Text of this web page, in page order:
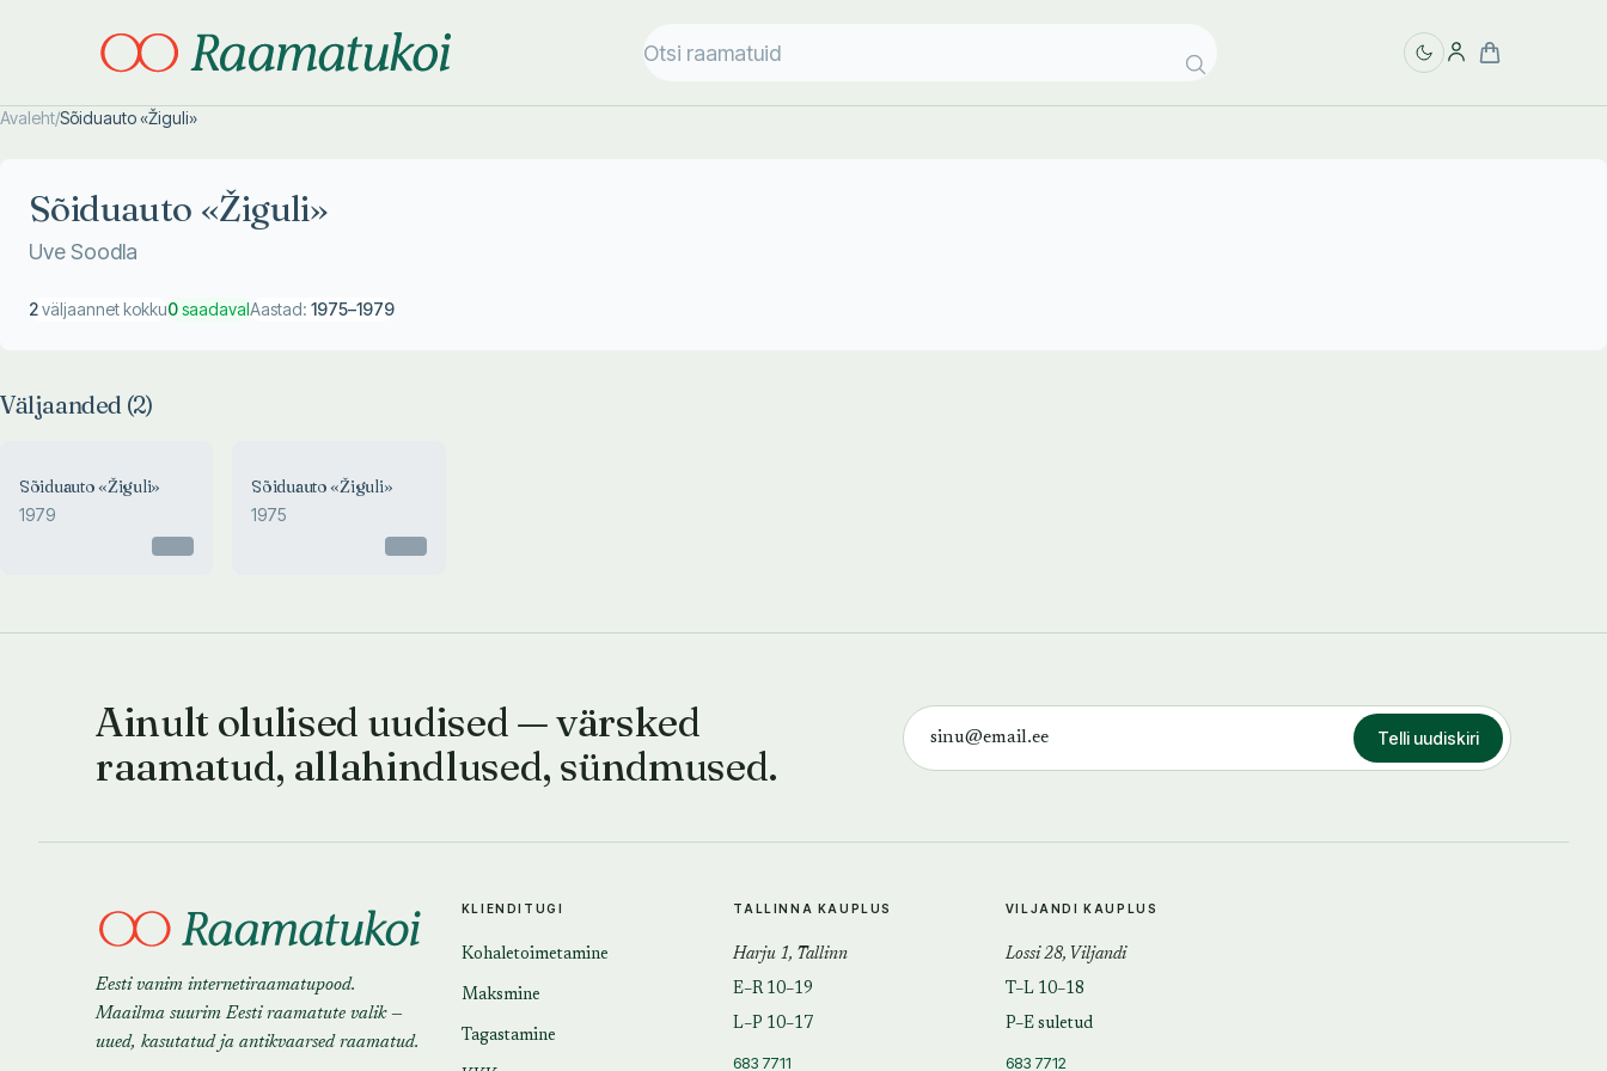
Avaleht/Sõiduauto «Žiguli»
Sõiduauto «Žiguli»
Uve Soodla
2väljaannet kokku0saadavalAastad: 1975–1979
Väljaanded (2)
Sõiduauto «Žiguli»
1979
Sõiduauto «Žiguli»
1975
Ainult olulised uudised — värsked
raamatud, allahindlused, sündmused.
Telli uudiskiri
Eesti vanim internetiraamatupood.
Maailma suurim Eesti raamatute valik —
uued, kasutatud ja antikvaarsed raamatud.
KLIENDITUGI
Kohaletoimetamine
Maksmine
Tagastamine
TALLINNA KAUPLUS
Harju 1, Tallinn
E–R 10–19
L–P 10–17
683 7711
VILJANDI KAUPLUS
Lossi 28, Viljandi
T–L 10–18
P–E suletud
683 7712